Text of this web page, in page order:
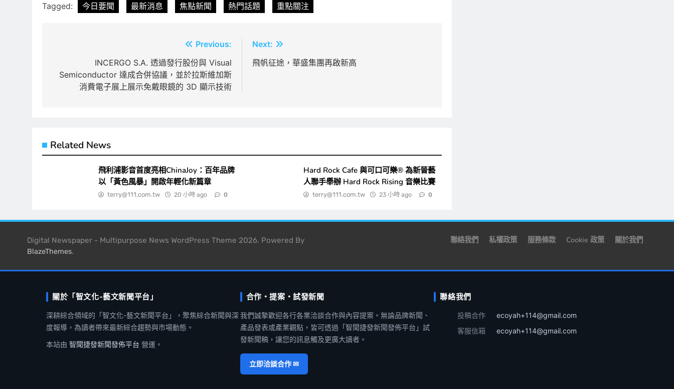
Tagged: 今日要聞 最新消息 焦點新聞 熱門話題 重點關注
導
Previous:
INCERGO S.A. 透過發行股份與 Visual
Semiconductor 達成合併協議，並於拉斯維加斯
消費電子展上展示免戴眼鏡的 3D 顯示技術
Next:
飛帆征途，華盛集團再啟新高
Related News
飛利浦影音首度亮相ChinaJoy：百年品牌
以「黃色風暴」開啟年輕化新篇章
terry@111.com.tw 20 小時 ago 0
Hard Rock Cafe 與可口可樂® 為新晉藝
人聯手舉辦 Hard Rock Rising 音樂比賽
terry@111.com.tw 23 小時 ago 0
Digital Newspaper - Multipurpose News WordPress Theme 2026. Powered By
BlazeThemes.
聯絡我們 私權政策 服務條款 Cookie 政策 關於我們
關於「智文化-藝文新聞平台」
深耕綜合領域的「智文化-藝文新聞平台」，聚焦綜合新聞與深
度報導，為讀者帶來最新綜合趨勢與市場動態。
本站由 智聞捷發新聞發佈平台 營運。
合作・提案・試發新聞
我們誠摯歡迎各行各業洽談合作與內容提案。無論品牌新聞、
產品發表或產業觀點，皆可透過「智聞捷發新聞發佈平台」試
發新聞稿，讓您的訊息觸及更廣大讀者。
立即洽談合作 ✉
聯絡我們
投稿合作
ecoyah+114@gmail.com
客服信箱
ecoyah+114@gmail.com